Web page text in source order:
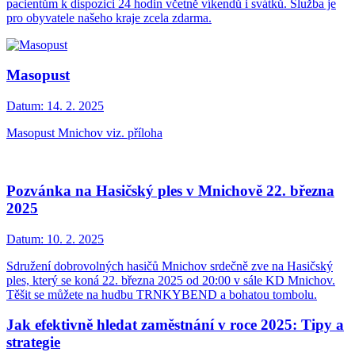
pacientům k dispozici 24 hodin včetně víkendů i svátků. Služba je
pro obyvatele našeho kraje zcela zdarma.
Masopust
Datum: 14. 2. 2025
Masopust Mnichov viz. příloha
Pozvánka na Hasičský ples v Mnichově 22. března
2025
Datum: 10. 2. 2025
Sdružení dobrovolných hasičů Mnichov srdečně zve na Hasičský
ples, který se koná 22. března 2025 od 20:00 v sále KD Mnichov.
Těšit se můžete na hudbu TRNKYBEND a bohatou tombolu.
Jak efektivně hledat zaměstnání v roce 2025: Tipy a
strategie